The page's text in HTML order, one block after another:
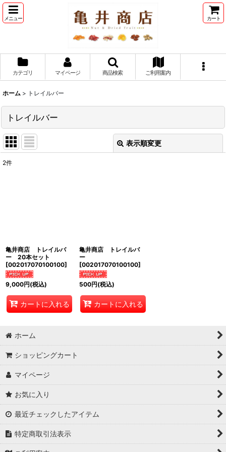
メニュー カート
カテゴリ マイページ 商品検索 ご利用案内
ホーム > トレイルバー
トレイルバー
表示順変更
2件
亀井商店 トレイルバ
ー 20本セット
[002017070100100]
9,000円(税込)
カートに入れる
亀井商店 トレイルバ
ー
[002017070100100]
500円(税込)
カートに入れる
ホーム
ショッピングカート
マイページ
お気に入り
最近チェックしたアイテム
特定商取引法表示